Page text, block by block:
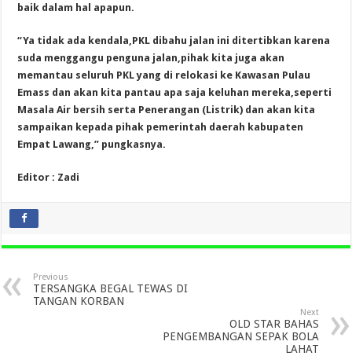
baik dalam hal apapun.
“Ya tidak ada kendala,PKL dibahu jalan ini ditertibkan karena
suda menggangu penguna jalan,pihak kita juga akan
memantau seluruh PKL yang di relokasi ke Kawasan Pulau
Emass dan akan kita pantau apa saja keluhan mereka,seperti
Masala Air bersih serta Penerangan (Listrik) dan akan kita
sampaikan kepada pihak pemerintah daerah kabupaten
Empat Lawang,” pungkasnya.
Editor : Zadi
Previous
TERSANGKA BEGAL TEWAS DI
TANGAN KORBAN
Next
OLD STAR BAHAS
PENGEMBANGAN SEPAK BOLA
LAHAT